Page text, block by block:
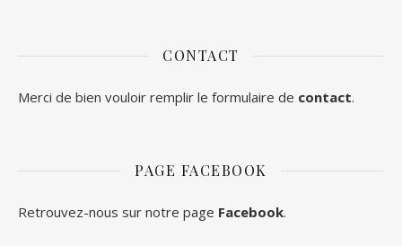
CONTACT
Merci de bien vouloir remplir le formulaire de contact.
PAGE FACEBOOK
Retrouvez-nous sur notre page Facebook.